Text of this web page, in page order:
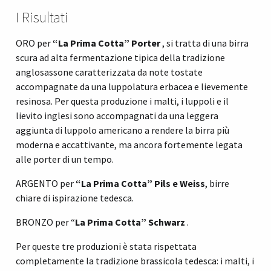
I Risultati
ORO per“La Prima Cotta” Porter, si tratta di una birra
scura ad alta fermentazione tipica della tradizione
anglosassone caratterizzata da note tostate
accompagnate da una luppolatura erbacea e lievemente
resinosa. Per questa produzione i malti, i luppoli e il
lievito inglesi sono accompagnati da una leggera
aggiunta di luppolo americano a rendere la birra più
moderna e accattivante, ma ancora fortemente legata
alle porter di un tempo.
ARGENTO per“La Prima Cotta” Pils e Weiss, birre
chiare di ispirazione tedesca.
BRONZO per “La Prima Cotta” Schwarz .
Per queste tre produzioni è stata rispettata
completamente la tradizione brassicola tedesca: i malti, i